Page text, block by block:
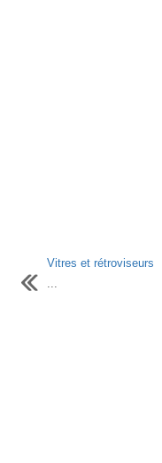
Vitres et rétroviseurs
...